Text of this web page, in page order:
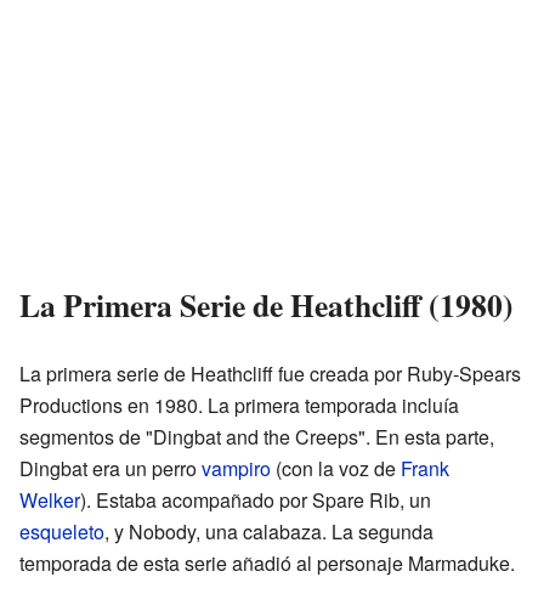
La Primera Serie de Heathcliff (1980)
La primera serie de Heathcliff fue creada por Ruby-Spears
Productions en 1980. La primera temporada incluía
segmentos de "Dingbat and the Creeps". En esta parte,
Dingbat era un perrovampiro (con la voz de Frank
Welker). Estaba acompañado por Spare Rib, un
esqueleto, y Nobody, una calabaza. La segunda
temporada de esta serie añadió al personaje Marmaduke.